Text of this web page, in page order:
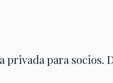
privada para socios.